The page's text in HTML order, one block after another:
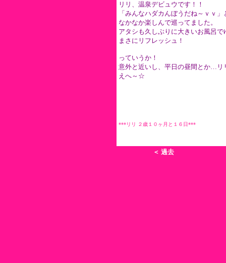
リリ、温泉デビュウです！！
「みんなハダカんぼうだね～ｖｖ
なかなか楽しんで巡ってました。
アタシも久しぶりに大きいお風呂
まさにリフレッシュ！
っていうか！
意外と近いし、平日の昼間とか…リ
えへ～☆
***リリ ２歳１０ヶ月と１６日***
＜ 過去